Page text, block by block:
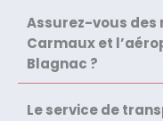
Assurez-vous des
Carmaux et
Blagnac ?
Le service de